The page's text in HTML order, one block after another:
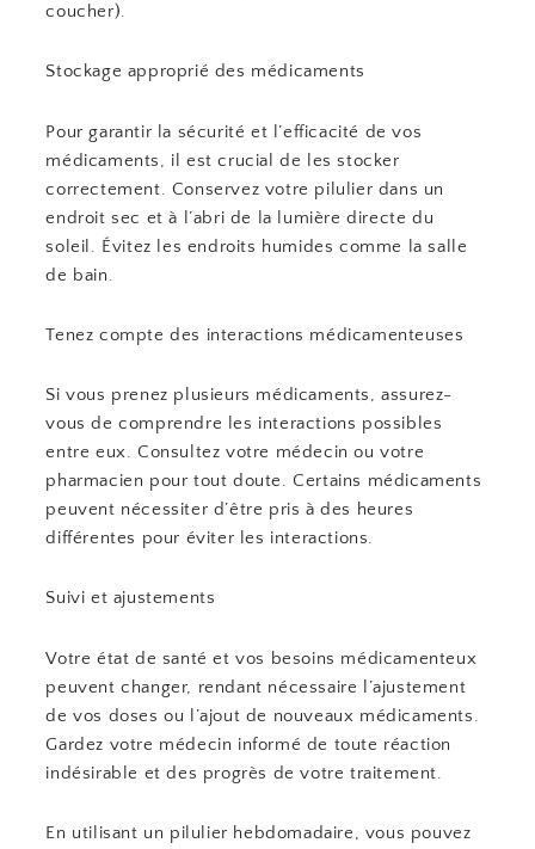
coucher).
Stockage approprié des médicaments
Pour garantir la sécurité et l’efficacité de vos
médicaments, il est crucial de les stocker
correctement. Conservez votre pilulier dans un
endroit sec et à l’abri de la lumière directe du
soleil. Évitez les endroits humides comme la salle
de bain.
Tenez compte des interactions médicamenteuses
Si vous prenez plusieurs médicaments, assurez-
vous de comprendre les interactions possibles
entre eux. Consultez votre médecin ou votre
pharmacien pour tout doute. Certains médicaments
peuvent nécessiter d’être pris à des heures
différentes pour éviter les interactions.
Suivi et ajustements
Votre état de santé et vos besoins médicamenteux
peuvent changer, rendant nécessaire l’ajustement
de vos doses ou l’ajout de nouveaux médicaments.
Gardez votre médecin informé de toute réaction
indésirable et des progrès de votre traitement.
En utilisant un pilulier hebdomadaire, vous pouvez